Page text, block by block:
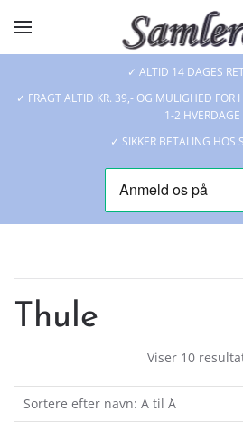
Skip to main content
✓ ALTID 14 DAGES
✓ FRAGT ALTID KR. 39,- OG MULIGHED FOR
1-2 HVERDAGE
✓ SIKKER BETALING HOS
Thule
Viser 10